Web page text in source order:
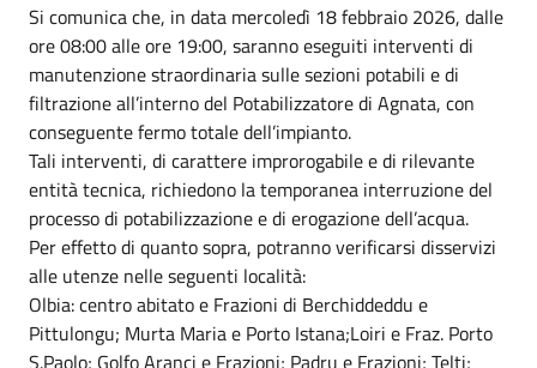
Si comunica che, in data mercoledì 18 febbraio 2026, dalle
ore 08:00 alle ore 19:00, saranno eseguiti interventi di
manutenzione straordinaria sulle sezioni potabili e di
filtrazione all’interno del Potabilizzatore di Agnata, con
conseguente fermo totale dell’impianto.
Tali interventi, di carattere improrogabile e di rilevante
entità tecnica, richiedono la temporanea interruzione del
processo di potabilizzazione e di erogazione dell’acqua.
Per effetto di quanto sopra, potranno verificarsi disservizi
alle utenze nelle seguenti località:
Olbia: centro abitato e Frazioni di Berchiddeddu e
Pittulongu; Murta Maria e Porto Istana;Loiri e Fraz. Porto
S.Paolo; Golfo Aranci e Frazioni; Padru e Frazioni; Telti;